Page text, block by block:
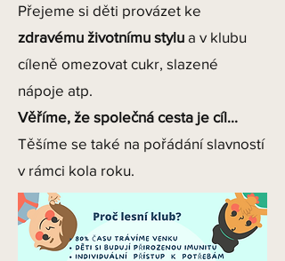
Přejeme si děti provázet ke
zdravému životnímu stylu a v klubu
cíleně omezovat cukr, slazené
nápoje atp.
Věříme, že společná cesta je cíl...
Těšíme se také na pořádání slavností
v rámci kola roku.